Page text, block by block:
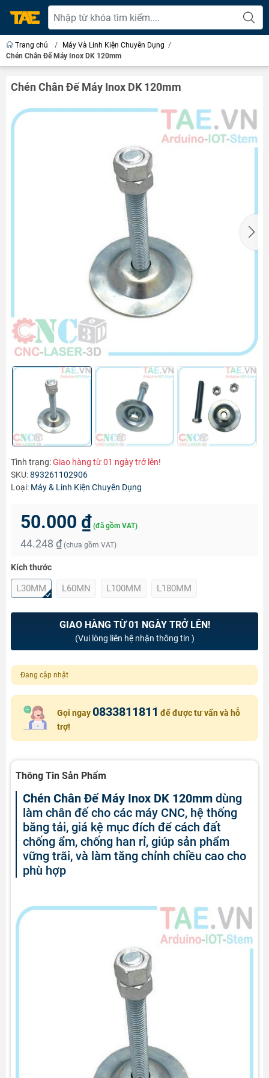
Trang chủ / Máy Và Linh Kiện Chuyên Dụng /
Chén Chân Đế Máy Inox DK 120mm
Chén Chân Đế Máy Inox DK 120mm
Tình trạng:Giao hàng từ 01 ngày trở lên!
SKU:893261102906
Loại: Máy & Linh Kiện Chuyên Dụng
50.000 ₫ (đã gồm VAT)
44.248 ₫ (chưa gồm VAT)
Kích thước
L30MM L60MN L100MM L180MM
GIAO HÀNG TỪ 01 NGÀY TRỞ LÊN!
(Vui lòng liên hệ nhận thông tin )
Đang cập nhật
Gọi ngay 0833811811 để được tư vấn và hỗ
trợ!
Thông Tin Sản Phẩm
Chén Chân Đế Máy Inox DK 120mm dùng
làm chân đế cho các máy CNC, hệ thống
băng tải, giá kệ mục đích để cách đất
chống ẩm, chống han rỉ, giúp sản phẩm
vững trãi, và làm tăng chỉnh chiều cao cho
phù hợp